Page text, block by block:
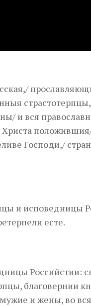
и вся
Христа
Господи,/
и исповедницы
есте.
Российстии:
благовернии
и жены, во